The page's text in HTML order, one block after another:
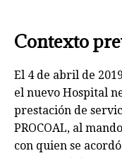
Contexto
El 4 de abril de
el nuevo Hospital
prestación de
PROCOAL, al
con quien se